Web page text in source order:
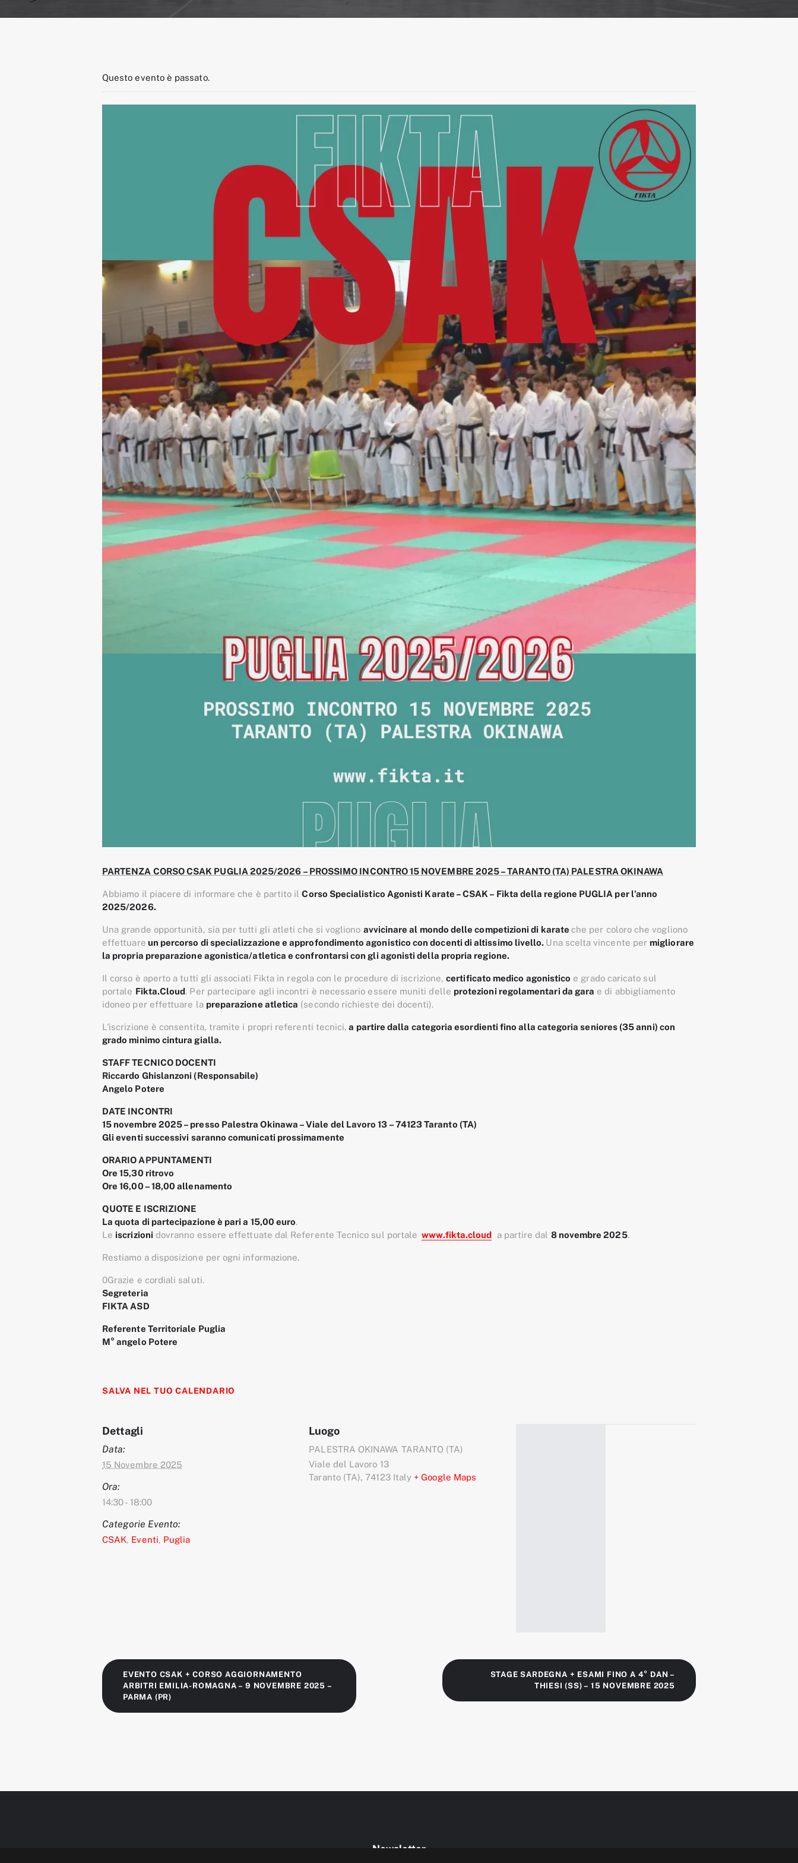
Questo evento è passato.
PARTENZA CORSO CSAK PUGLIA 2025/2026 – PROSSIMO INCONTRO 15 NOVEMBRE 2025 – TARANTO (TA) PALESTRA OKINAWA
Abbiamo il piacere di informare che è partito ilCorso Specialistico Agonisti Karate – CSAK – Fikta della regione PUGLIA per l’anno
2025/2026.
Una grande opportunità, sia per tutti gli atleti che si vogliono avvicinare al mondo delle competizioni di karate che per coloro che vogliono
effettuare un percorso di specializzazione e approfondimento agonistico con docenti di altissimo livello. Una scelta vincente per migliorare
la propria preparazione agonistica/atletica e confrontarsi con gli agonisti della propria regione.
Il corso è aperto a tutti gli associati Fikta in regola con le procedure di iscrizione,certificato medico agonistico e grado caricato sul
portale Fikta.Cloud. Per partecipare agli incontri è necessario essere muniti delle protezioni regolamentari da gara e di abbigliamento
idoneo per effettuare la preparazione atletica (secondo richieste dei docenti).
L’iscrizione è consentita, tramite i propri referenti tecnici, a partire dalla categoria esordientifino alla categoria seniores (35 anni) con
grado minimo cintura gialla.
STAFF TECNICO DOCENTI
Riccardo Ghislanzoni (Responsabile)
Angelo Potere
DATE INCONTRI
15 novembre 2025 – presso Palestra Okinawa – Viale del Lavoro 13 – 74123 Taranto (TA)
Gli eventi successivi saranno comunicati prossimamente
ORARIO APPUNTAMENTI
Ore 15,30 ritrovo
Ore 16,00 – 18,00 allenamento
QUOTE E ISCRIZIONE
La quota di partecipazione è pari a 15,00 euro.
Le iscrizioni dovranno essere effettuate dal Referente Tecnico sul portale www.fikta.cloud a partire dal 8 novembre 2025.
Restiamo a disposizione per ogni informazione.
0Grazie e cordiali saluti.
Segreteria
FIKTA ASD
Referente Territoriale Puglia
M° angelo Potere
SALVA NEL TUO CALENDARIO
Dettagli
Data:
15 Novembre 2025
Ora:
14:30 - 18:00
Categorie Evento:
CSAK, Eventi, Puglia
Luogo
PALESTRA OKINAWA TARANTO (TA)
Viale del Lavoro 13
Taranto (TA), 74123 Italy + Google Maps
EVENTO CSAK + CORSO AGGIORNAMENTO
ARBITRI EMILIA-ROMAGNA – 9 NOVEMBRE 2025 –
PARMA (PR)
STAGE SARDEGNA + ESAMI FINO A 4° DAN –
THIESI (SS) – 15 NOVEMBRE 2025
Newsletter